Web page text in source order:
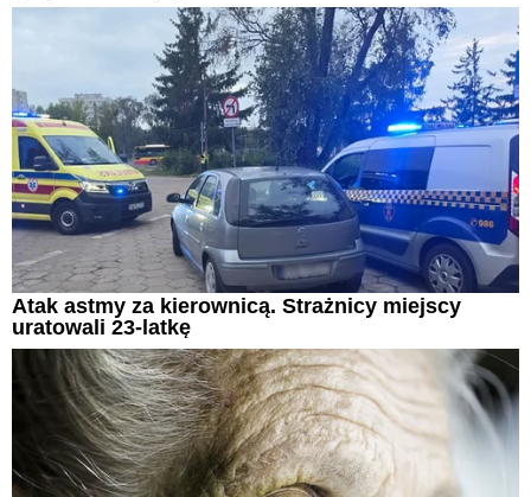
Atak astmy za kierownicą. Strażnicy miejscy
uratowali 23-latkę